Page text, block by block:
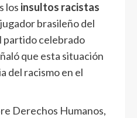
los insultos racistas
brasileño del
partido celebrado
que esta situación
del racismo en el
Derechos Humanos,